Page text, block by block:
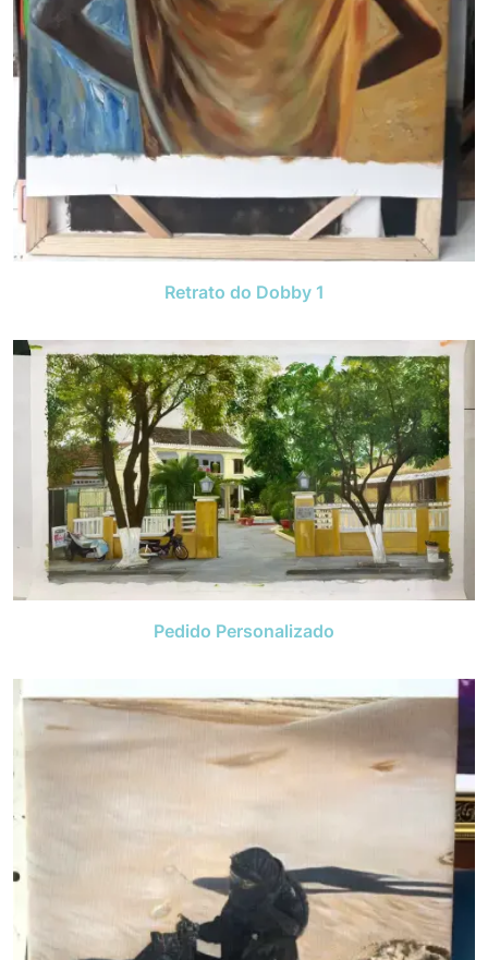
Retrato do Dobby 1
Pedido Personalizado